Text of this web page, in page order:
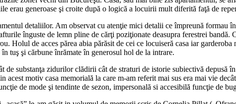
erau generoase şi croite după o logică a locuirii mult diferită faţă de
detaliilor. Am observat cu atenţie mici detalii ce împreună formau
înguste de lemn pline de cărţi poziţionate deasupra ferestrei bandă.
de acces părea abia părăsit de cei ce locuiseră casa iar garderoba
tuş şi cărbune înrămate în generosul hol de la intrare.
substanţa zidurilor clădirii cât de straturi de istorie subiectivă depusă
motiv casa memorială la care m-am referit mai sus era mai vie
de mode şi tendinte de sezon, impersonală si accesibilă funcţie de